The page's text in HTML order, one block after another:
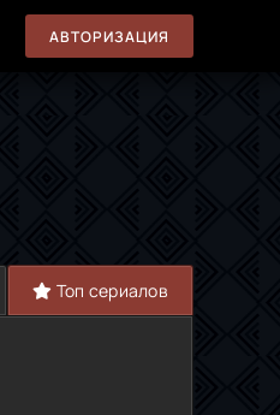
АВТОРИЗАЦИЯ
Топ сериалов